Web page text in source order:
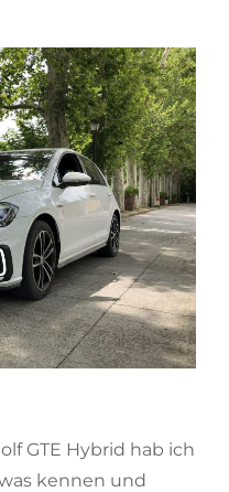
GTE Hybrid hab ich
kennen und